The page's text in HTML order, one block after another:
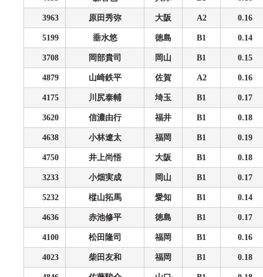
3963 原田秀弥 大阪 A2 0.16
5199 垂水悠 徳島 B1 0.14
3708 岡部貴司 岡山 B1 0.15
4879 山崎鉄平 佐賀 A2 0.16
4175 川尻泰輔 埼玉 B1 0.17
3620 信濃由行 福井 B1 0.18
4638 小林遼太 福岡 B1 0.19
4750 井上尚悟 大阪 B1 0.18
3233 小畑実成 岡山 B1 0.17
5232 樅山拓馬 愛知 B1 0.14
4636 赤池修平 徳島 B1 0.17
4100 松田隆司 福岡 B1 0.16
4023 柴田友和 福岡 B1 0.18